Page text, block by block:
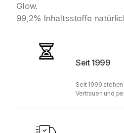
g
e
Glow.
99,2% Inhaltsstoffe
Seit 1999
Seit 1999
Vertrauen und